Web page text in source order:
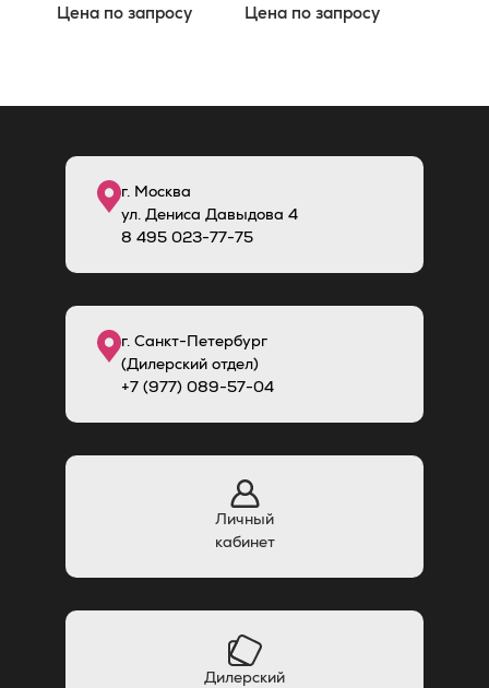
Цена по запросу Цена по запросу
г. Москва
ул. Дениса Давыдова 4
8 495 023-77-75
г. Санкт-Петербург
(Дилерский отдел)
+7 (977) 089-57-04
Личный
кабинет
Дилерский